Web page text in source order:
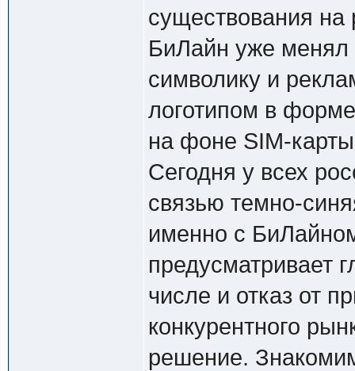
существования на
БиЛайн уже менял
символику и
логотипом в
на фоне SIM-
Сегодня у всех
связью темно-
именно с
предусматривает
числе и отказ от
конкурентного
решение.